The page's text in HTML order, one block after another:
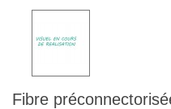
Fibre